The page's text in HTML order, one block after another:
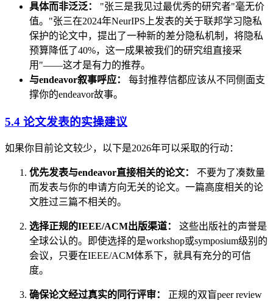
具体而非泛泛：
"张三是我见过最优秀的研究者"毫无价
值。"张三在2024年NeurIPS上发表的关于联邦学习隐私
保护的论文中，提出了一种新的差分隐私机制，将隐私
预算降低了40%，这一成果被我们的研究组直接采
用"——这才是有力的推荐。
与endeavor叙事呼应：
每封推荐信都应该从不同侧面支
撑你的endeavor故事。
5.4 论文发表的实操建议
如果你目前论文较少，以下是2026年可以采取的行动：
优先发表与endeavor直接相关的论文：
不要为了凑数量
而发表与你的申请方向无关的论文。一篇高度相关的论
文胜过三篇不相关的。
选择正规的IEEE/ACM出版渠道：
这些出版社的声誉是
全球公认的。即使选择的是workshop或symposium级别的
会议，只要在IEEE/ACM体系下，就具有充分的可信
度。
确保论文经过真实的同行评审：
正规的双盲peer review